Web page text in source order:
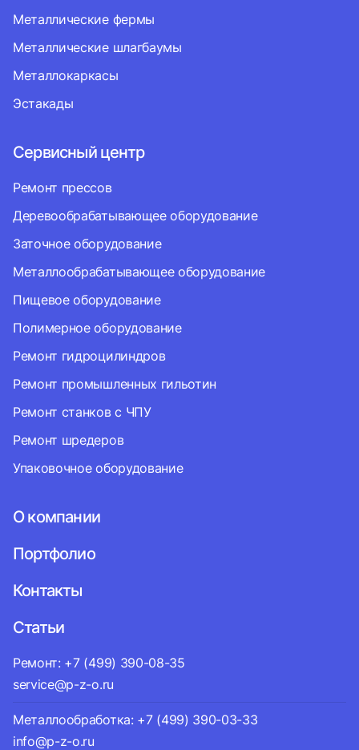
Металлические фермы
Металлические шлагбаумы
Металлокаркасы
Эстакады
Сервисный центр
Ремонт прессов
Деревообрабатывающее оборудование
Заточное оборудование
Металлообрабатывающее оборудование
Пищевое оборудование
Полимерное оборудование
Ремонт гидроцилиндров
Ремонт промышленных гильотин
Ремонт станков с ЧПУ
Ремонт шредеров
Упаковочное оборудование
О компании
Портфолио
Контакты
Статьи
Ремонт: +7 (499) 390-08-35
service@p-z-o.ru
Металлообработка: +7 (499) 390-03-33
info@p-z-o.ru